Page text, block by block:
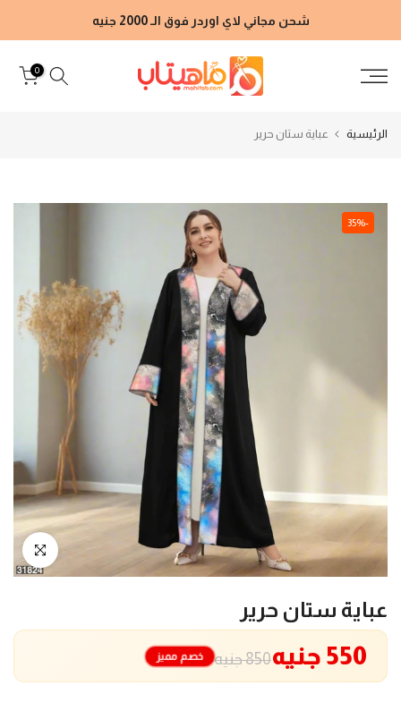
إلى
شحن مجاني لاي اوردر فوق الـ 2000 جنيه
0
الرئيسية عباية ستان حرير
-35%
انقر للتكبير
عباية ستان حرير
850 جنيه 550 جنيه خصم مميز